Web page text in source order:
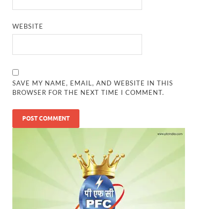
WEBSITE
SAVE MY NAME, EMAIL, AND WEBSITE IN THIS
BROWSER FOR THE NEXT TIME I COMMENT.